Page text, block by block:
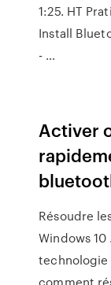
1:25. HT
Install
- …
Activer
Résoudre
Windows
technologie
comment